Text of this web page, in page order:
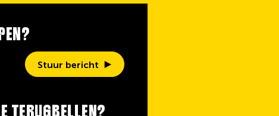
Stuur bericht